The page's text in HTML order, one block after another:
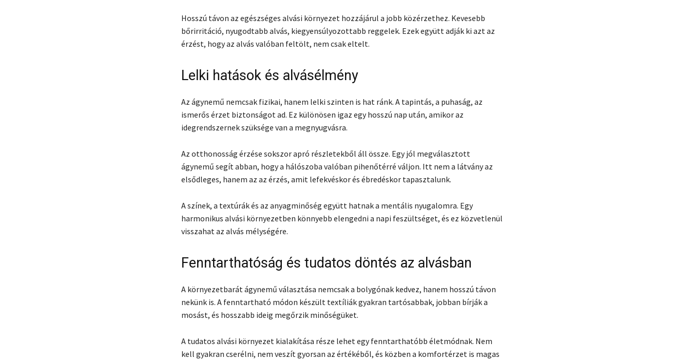
Hosszú távon az egészséges alvási környezet hozzájárul a jobb közérzethez. Kevesebb
bőrirritáció, nyugodtabb alvás, kiegyensúlyozottabb reggelek. Ezek együtt adják ki azt az
érzést, hogy az alvás valóban feltölt, nem csak eltelt.
Lelki hatások és alvásélmény
Az ágynemű nemcsak fizikai, hanem lelki szinten is hat ránk. A tapintás, a puhaság, az
ismerős érzet biztonságot ad. Ez különösen igaz egy hosszú nap után, amikor az
idegrendszernek szüksége van a megnyugvásra.
Az otthonosság érzése sokszor apró részletekből áll össze. Egy jól megválasztott
ágynemű segít abban, hogy a hálószoba valóban pihenőtérré váljon. Itt nem a látvány az
elsődleges, hanem az az érzés, amit lefekvéskor és ébredéskor tapasztalunk.
A színek, a textúrák és az anyagminőség együtt hatnak a mentális nyugalomra. Egy
harmonikus alvási környezetben könnyebb elengedni a napi feszültséget, és ez közvetlenül
visszahat az alvás mélységére.
Fenntarthatóság és tudatos döntés az alvásban
A környezetbarát ágynemű választása nemcsak a bolygónak kedvez, hanem hosszú távon
nekünk is. A fenntartható módon készült textíliák gyakran tartósabbak, jobban bírják a
mosást, és hosszabb ideig megőrzik minőségüket.
A tudatos alvási környezet kialakítása része lehet egy fenntarthatóbb életmódnak. Nem
kell gyakran cserélni, nem veszít gyorsan az értékéből, és közben a komfortérzet is magas